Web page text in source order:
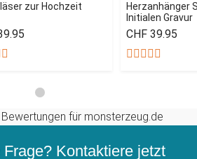
zur Hochzeit
Herzanhänger
Initialen Gravur
CHF 39.95
Kontaktiere jetzt